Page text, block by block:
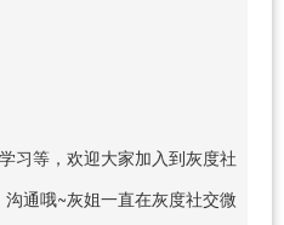
习等，欢迎大家加入到灰度社
通哦~灰姐一直在灰度社交微